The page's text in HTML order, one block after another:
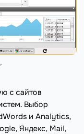
с сайтов
Выбор
и Analytics,
Яндекс, Mail,